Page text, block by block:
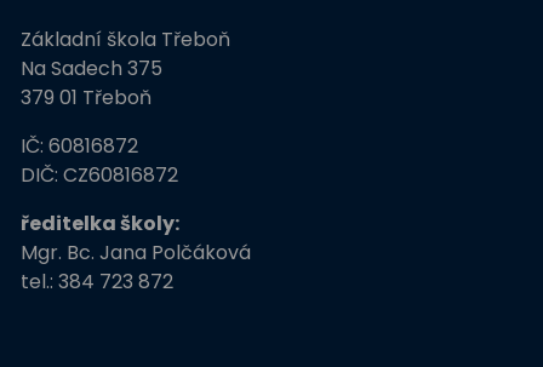
Živá zahrada
učitel
Podpora programů
prevence krim
Základní škola Třeboň
Na Sadech 375
379 01 Třeboň
IČ: 60816872
DIČ: CZ60816872
ředitelka školy:
Mgr. Bc. Jana Polčáková
tel.: 384 723 872